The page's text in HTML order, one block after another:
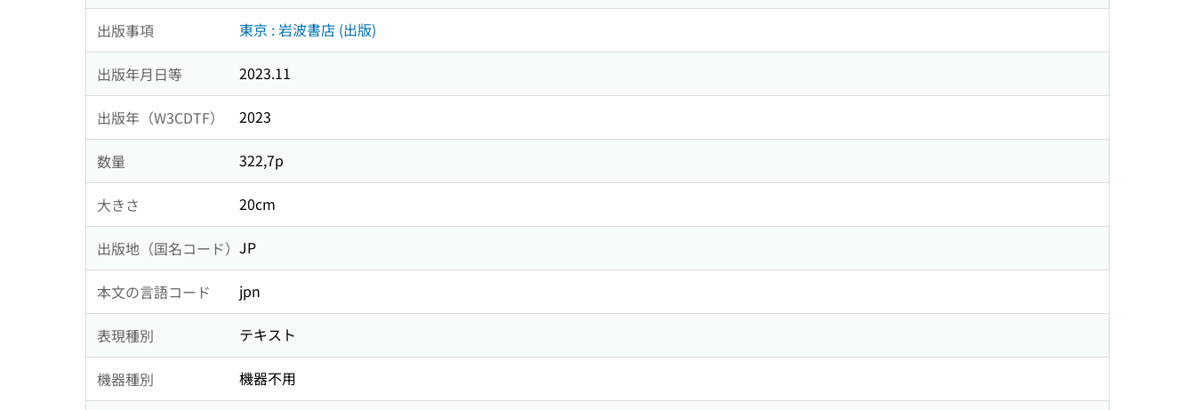
出版事項 東京 : 岩波書店 (出版)
出版年月日等 2023.11
出版年（W3CDTF） 2023
数量 322,7p
大きさ 20cm
出版地（国名コード） JP
本文の言語コード jpn
表現種別 テキスト
機器種別 機器不用